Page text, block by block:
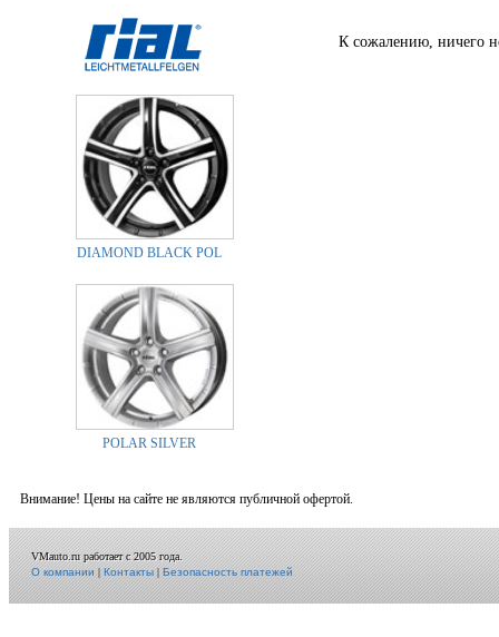
DIAMOND BLACK POL
POLAR SILVER
К сожалению, ничего
Внимание! Цены на сайте не являются публичной офертой.
VMauto.ru работает с 2005 года.
О компании|Контакты|Безопасность платежей